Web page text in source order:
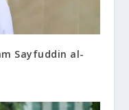
Sayfuddin al-